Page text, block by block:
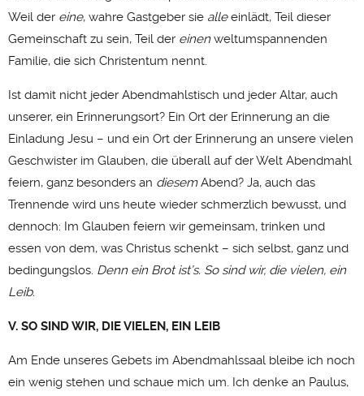
Weil der eine, wahre Gastgeber sie alleeinlädt, Teil dieser
Gemeinschaft zu sein, Teil der einenweltumspannenden
Familie, die sich Christentum nennt.
Ist damit nicht jeder Abendmahlstisch und jeder Altar, auch
unserer, ein Erinnerungsort? Ein Ort der Erinnerung an die
Einladung Jesu – und ein Ort der Erinnerung an unsere vielen
Geschwister im Glauben, die überall auf der Welt Abendmahl
feiern, ganz besonders an diesemAbend? Ja, auch das
Trennende wird uns heute wieder schmerzlich bewusst, und
dennoch: Im Glauben feiern wir gemeinsam, trinken und
essen von dem, was Christus schenkt – sich selbst, ganz und
bedingungslos. Denn ein Brot ist’s. So sind wir, die vielen, ein
Leib.
V. SO SIND WIR, DIE VIELEN, EIN LEIB
Am Ende unseres Gebets im Abendmahlssaal bleibe ich noch
ein wenig stehen und schaue mich um. Ich denke an Paulus,